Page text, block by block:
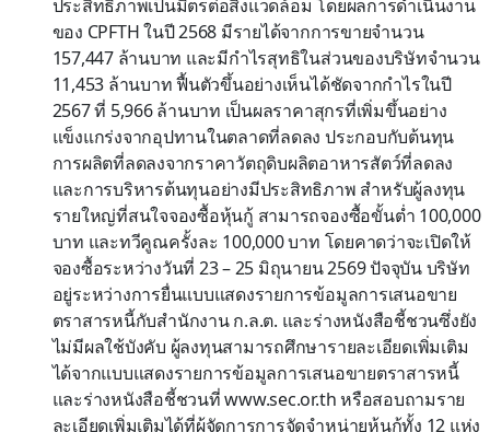
ประสิทธิภาพเป็นมิตรต่อสิ่งแวดล้อม โดยผลการดำเนินงาน
ของ CPFTH ในปี 2568 มีรายได้จากการขายจำนวน
157,447 ล้านบาท และมีกำไรสุทธิในส่วนของบริษัทจำนวน
11,453 ล้านบาท ฟื้นตัวขึ้นอย่างเห็นได้ชัดจากกำไรในปี
2567 ที่ 5,966 ล้านบาท เป็นผลราคาสุกรที่เพิ่มขึ้นอย่าง
แข็งแกร่งจากอุปทานในตลาดที่ลดลง ประกอบกับต้นทุน
การผลิตที่ลดลงจากราคาวัตถุดิบผลิตอาหารสัตว์ที่ลดลง
และการบริหารต้นทุนอย่างมีประสิทธิภาพ สำหรับผู้ลงทุน
รายใหญ่ที่สนใจจองซื้อหุ้นกู้ สามารถจองซื้อขั้นต่ำ 100,000
บาท และทวีคูณครั้งละ 100,000 บาท โดยคาดว่าจะเปิดให้
จองซื้อระหว่างวันที่ 23 – 25 มิถุนายน 2569 ปัจจุบัน บริษัท
อยู่ระหว่างการยื่นแบบแสดงรายการข้อมูลการเสนอขาย
ตราสารหนี้กับสำนักงาน ก.ล.ต. และร่างหนังสือชี้ชวนซึ่งยัง
ไม่มีผลใช้บังคับ ผู้ลงทุนสามารถศึกษารายละเอียดเพิ่มเติม
ได้จากแบบแสดงรายการข้อมูลการเสนอขายตราสารหนี้
และร่างหนังสือชี้ชวนที่ www.sec.or.th หรือสอบถามราย
ละเอียดเพิ่มเติมได้ที่ผู้จัดการการจัดจำหน่ายหุ้นกู้ทั้ง 12 แห่ง